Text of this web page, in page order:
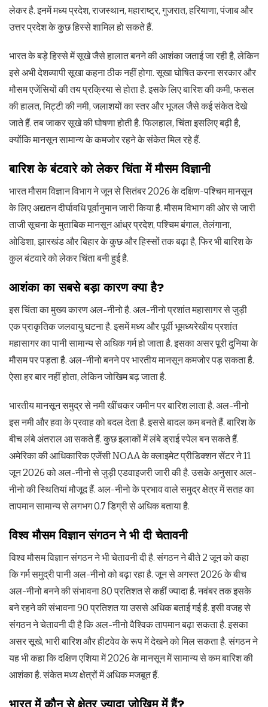
लेकर है. इनमें मध्य प्रदेश, राजस्थान, महाराष्ट्र, गुजरात, हरियाणा, पंजाब और
उत्तर प्रदेश के कुछ हिस्से शामिल हो सकते हैं.
भारत के बड़े हिस्से में सूखे जैसे हालात बनने की आशंका जताई जा रही है, लेकिन
इसे अभी देशव्यापी सूखा कहना ठीक नहीं होगा. सूखा घोषित करना सरकार और
मौसम एजेंसियों की तय प्रक्रिया से होता है. इसके लिए बारिश की कमी, फसल
की हालत, मिट्टी की नमी, जलाशयों का स्तर और भूजल जैसे कई संकेत देखे
जाते हैं. तब जाकर सूखे की घोषणा होती है. फिलहाल, चिंता इसलिए बढ़ी है,
क्योंकि मानसून सामान्य के कमजोर रहने के संकेत मिल रहे हैं.
बारिश के बंटवारे को लेकर चिंता में मौसम विज्ञानी
भारत मौसम विज्ञान विभाग ने जून से सितंबर 2026 के दक्षिण-पश्चिम मानसून
के लिए अद्यतन दीर्घावधि पूर्वानुमान जारी किया है. मौसम विभाग की ओर से जारी
ताजी सूचना के मुताबिक मानसून आंध्र प्रदेश, पश्चिम बंगाल, तेलंगाना,
ओडिशा, झारखंड और बिहार के कुछ और हिस्सों तक बढ़ा है, फिर भी बारिश के
कुल बंटवारे को लेकर चिंता बनी हुई है.
आशंका का सबसे बड़ा कारण क्या है?
इस चिंता का मुख्य कारण अल-नीनो है. अल-नीनो प्रशांत महासागर से जुड़ी
एक प्राकृतिक जलवायु घटना है. इसमें मध्य और पूर्वी भूमध्यरेखीय प्रशांत
महासागर का पानी सामान्य से अधिक गर्म हो जाता है. इसका असर पूरी दुनिया के
मौसम पर पड़ता है. अल-नीनो बनने पर भारतीय मानसून कमजोर पड़ सकता है.
ऐसा हर बार नहीं होता, लेकिन जोखिम बढ़ जाता है.
भारतीय मानसून समुद्र से नमी खींचकर जमीन पर बारिश लाता है. अल-नीनो
इस नमी और हवा के प्रवाह को बदल देता है. इससे बादल कम बनते हैं. बारिश के
बीच लंबे अंतराल आ सकते हैं. कुछ इलाकों में लंबे ड्राई स्पेल बन सकते हैं.
अमेरिका की आधिकारिक एजेंसी NOAA के क्लाइमेट प्रीडिक्शन सेंटर ने 11
जून 2026 को अल-नीनो से जुड़ी एडवाइजरी जारी की है. उसके अनुसार अल-
नीनो की स्थितियां मौजूद हैं. अल-नीनो के प्रभाव वाले समुद्र क्षेत्र में सतह का
तापमान सामान्य से लगभग 0.7 डिग्री से अधिक बताया है.
विश्व मौसम विज्ञान संगठन ने भी दी चेतावनी
विश्व मौसम विज्ञान संगठन ने भी चेतावनी दी है. संगठन ने बीते 2 जून को कहा
कि गर्म समुद्री पानी अल-नीनो को बढ़ा रहा है. जून से अगस्त 2026 के बीच
अल-नीनो बनने की संभावना 80 प्रतिशत से कहीं ज्यादा है. नवंबर तक इसके
बने रहने की संभावना 90 प्रतिशत या उससे अधिक बताई गई है. इसी वजह से
संगठन ने चेतावनी दी है कि अल-नीनो वैश्विक तापमान बढ़ा सकता है. इसका
असर सूखे, भारी बारिश और हीटवेव के रूप में देखने को मिल सकता है. संगठन ने
यह भी कहा कि दक्षिण एशिया में 2026 के मानसून में सामान्य से कम बारिश की
आशंका है. संकेत मध्य क्षेत्रों में अधिक मजबूत हैं.
भारत में कौन से क्षेत्र ज्यादा जोखिम में हैं?